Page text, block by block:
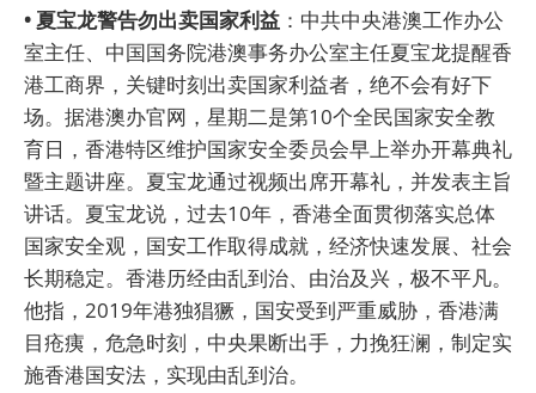
• 夏宝龙警告勿出卖国家利益 ：中共中央港澳工作办公
室主任、中国国务院港澳事务办公室主任夏宝龙提醒香
港工商界，关键时刻出卖国家利益者，绝不会有好下
场。据港澳办官网，星期二是第10个全民国家安全教
育日，香港特区维护国家安全委员会早上举办开幕典礼
暨主题讲座。夏宝龙通过视频出席开幕礼，并发表主旨
讲话。夏宝龙说，过去10年，香港全面贯彻落实总体
国家安全观，国安工作取得成就，经济快速发展、社会
长期稳定。香港历经由乱到治、由治及兴，极不平凡。
他指，2019年港独猖獗，国安受到严重威胁，香港满
目疮痍，危急时刻，中央果断出手，力挽狂澜，制定实
施香港国安法，实现由乱到治。